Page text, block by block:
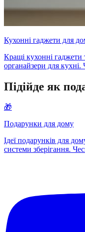
Кухонні гаджети для
Кращі кухонні гаджети
органайзери для кухні.
Підійде як
🎁
Подарунки для дому
Ідеї подарунків для
системи зберігання.